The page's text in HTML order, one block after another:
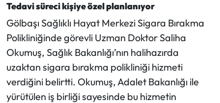
Tedavi süreci kişiye özel planlanıyor
Gölbaşı Sağlıklı Hayat Merkezi Sigara Bırakma
Polikliniğinde görevli Uzman Doktor Saliha
Okumuş, Sağlık Bakanlığı’nın halihazırda
uzaktan sigara bırakma polikliniği hizmeti
verdiğini belirtti. Okumuş, Adalet Bakanlığı ile
yürütülen iş birliği sayesinde bu hizmetin